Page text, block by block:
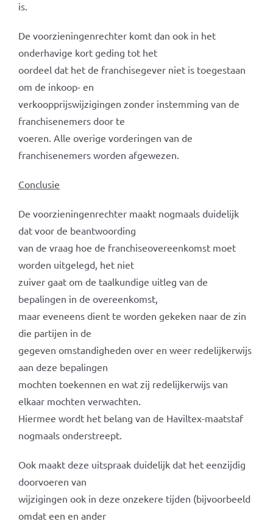
is.
De voorzieningenrechter komt dan ook in het
onderhavige kort geding tot het
oordeel dat het de franchisegever niet is toegestaan
om de inkoop- en
verkoopprijswijzigingen zonder instemming van de
franchisenemers door te
voeren. Alle overige vorderingen van de
franchisenemers worden afgewezen.
Conclusie
De voorzieningenrechter maakt nogmaals duidelijk
dat voor de beantwoording
van de vraag hoe de franchiseovereenkomst moet
worden uitgelegd, het niet
zuiver gaat om de taalkundige uitleg van de
bepalingen in de overeenkomst,
maar eveneens dient te worden gekeken naar de zin
die partijen in de
gegeven omstandigheden over en weer redelijkerwijs
aan deze bepalingen
mochten toekennen en wat zij redelijkerwijs van
elkaar mochten verwachten.
Hiermee wordt het belang van de Haviltex-maatstaf
nogmaals onderstreept.
Ook maakt deze uitspraak duidelijk dat het eenzijdig
doorvoeren van
wijzigingen ook in deze onzekere tijden (bijvoorbeeld
omdat een en ander